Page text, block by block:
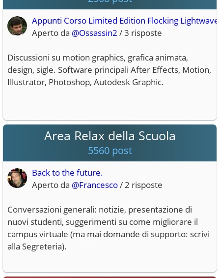
Appunti Corso Limited Edition Flocking Lightwave
Aperto da @Ossassin2 / 3 risposte
Discussioni su motion graphics, grafica animata,
design, sigle. Software principali After Effects, Motion,
Illustrator, Photoshop, Autodesk Graphic.
Area Relax della Scuola
5560 post
Back to the future.
Aperto da @Francesco/ 2 risposte
Conversazioni generali: notizie, presentazione di
nuovi studenti, suggerimenti su come migliorare il
campus virtuale (ma mai domande di supporto: scrivi
alla Segreteria).